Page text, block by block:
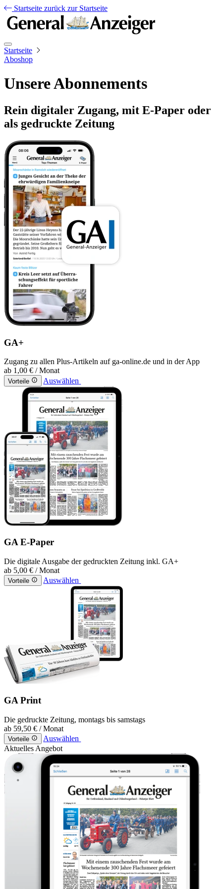
Startseite zurück zur Startseite
Startseite
Aboshop
Unsere Abonnements
Rein digitaler Zugang, mit E-Paper oder
als gedruckte Zeitung
GA+
Zugang zu allen Plus-Artikeln auf ga-online.de und in der App
ab 1,00 € / Monat
Vorteile Auswählen
GA E-Paper
Die digitale Ausgabe der gedruckten Zeitung inkl. GA+
ab 5,00 € / Monat
Vorteile Auswählen
GA Print
Die gedruckte Zeitung, montags bis samstags
ab 59,50 € / Monat
Vorteile
Auswählen
Aktuelles Angebot